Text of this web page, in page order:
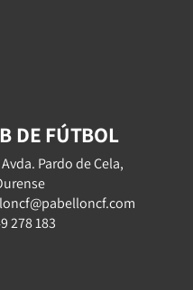
DE FÚTBOL
Pardo de Cela,
278 183